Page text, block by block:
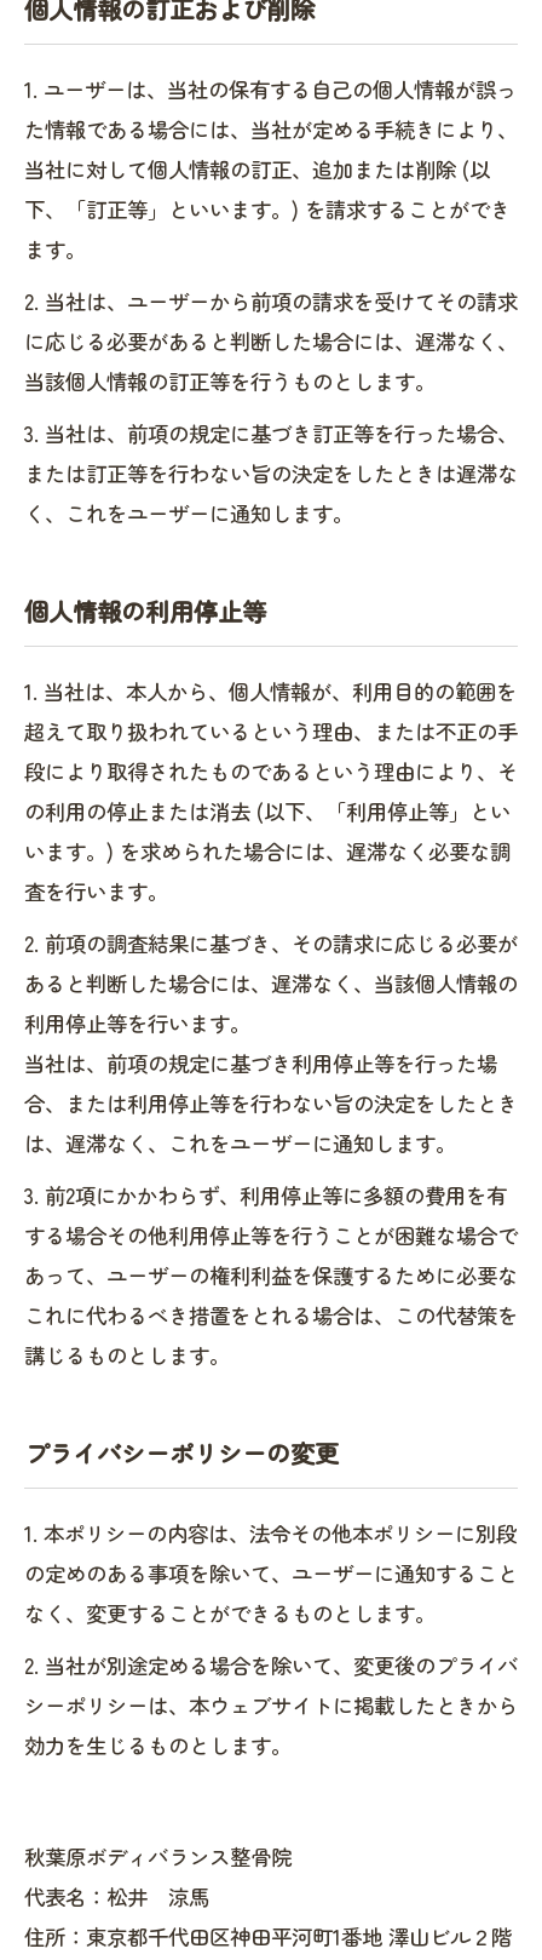
個人情報の訂正および削除
1. ユーザーは、当社の保有する自己の個人情報が誤っ
た情報である場合には、当社が定める手続きにより、
当社に対して個人情報の訂正、追加または削除 (以
下、「訂正等」といいます。) を請求することができ
ます。
2. 当社は、ユーザーから前項の請求を受けてその請求
に応じる必要があると判断した場合には、遅滞なく、
当該個人情報の訂正等を行うものとします。
3. 当社は、前項の規定に基づき訂正等を行った場合、
または訂正等を行わない旨の決定をしたときは遅滞な
く、これをユーザーに通知します。
個人情報の利用停止等
1. 当社は、本人から、個人情報が、利用目的の範囲を
超えて取り扱われているという理由、または不正の手
段により取得されたものであるという理由により、そ
の利用の停止または消去 (以下、「利用停止等」とい
います。) を求められた場合には、遅滞なく必要な調
査を行います。
2. 前項の調査結果に基づき、その請求に応じる必要が
あると判断した場合には、遅滞なく、当該個人情報の
利用停止等を行います。
当社は、前項の規定に基づき利用停止等を行った場
合、または利用停止等を行わない旨の決定をしたとき
は、遅滞なく、これをユーザーに通知します。
3. 前2項にかかわらず、利用停止等に多額の費用を有
する場合その他利用停止等を行うことが困難な場合で
あって、ユーザーの権利利益を保護するために必要な
これに代わるべき措置をとれる場合は、この代替策を
講じるものとします。
プライバシーポリシーの変更
1. 本ポリシーの内容は、法令その他本ポリシーに別段
の定めのある事項を除いて、ユーザーに通知すること
なく、変更することができるものとします。
2. 当社が別途定める場合を除いて、変更後のプライバ
シーポリシーは、本ウェブサイトに掲載したときから
効力を生じるものとします。
秋葉原ボディバランス整骨院
代表名：松井 涼馬
住所：東京都千代田区神田平河町1番地 澤山ビル２階